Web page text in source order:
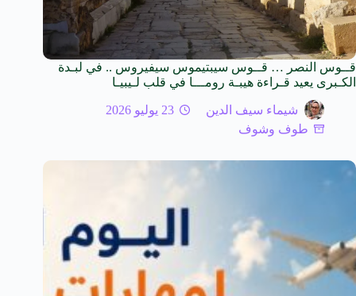
قــوس النصر … قــوس سيبتيموس سيفيروس .. في لبـدة
الكـبرى يعيد قـراءة هيبـة رومـــا في قلب لـيبيـا
شيماء سيف الدين
23 يوليو 2026
طوف وشوف